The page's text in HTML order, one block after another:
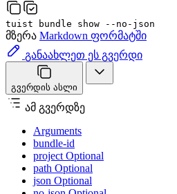
tuist bundle show --no-json
მზერა Markdown ფორმატში
განაახლეთ ეს გვერდი
გვერდის ასლი
ამ გვერდზე
Arguments
bundle-id
project Optional
path Optional
json Optional